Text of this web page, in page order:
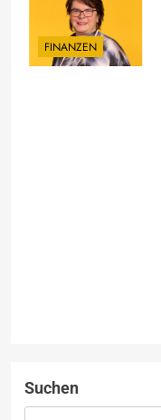
FINANZEN
Suchen